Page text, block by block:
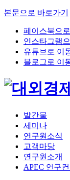
본문으로 바로가기
페이스북으
인스타그램
유튜브로 이
블로그로 이
발간물
세미나
연구원소식
고객마당
연구원소개
APEC 연구